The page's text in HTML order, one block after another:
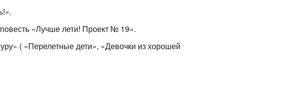
«Лучше лети! Проект № 19».
( «Перелетные дети», «Девочки из хорошей